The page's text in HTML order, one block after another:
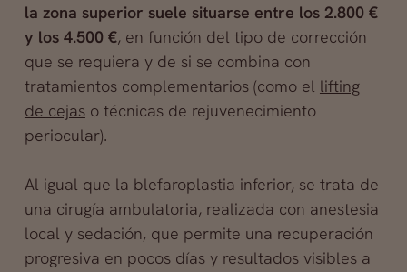
la zona superior suele situarse entre los 2.800 €
y los 4.500 €, en función del tipo de corrección
que se requiera y de si se combina con
tratamientos complementarios (como el lifting
de cejaso técnicas de rejuvenecimiento
periocular).
Al igual que la blefaroplastia inferior, se trata de
una cirugía ambulatoria, realizada con anestesia
local y sedación, que permite una recuperación
progresiva en pocos días y resultados visibles a